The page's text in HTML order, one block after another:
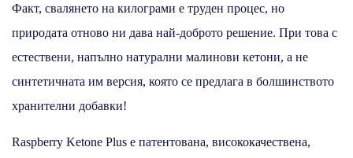
Факт, свалянето на килограми е труден процес, но
природата отново ни дава най-доброто решение. При това с
естествени, напълно натурални малинови кетони, а не
синтетичната им версия, която се предлага в болшинството
хранителни добавки!
Raspberry Ketone Plus е патентована, висококачествена,